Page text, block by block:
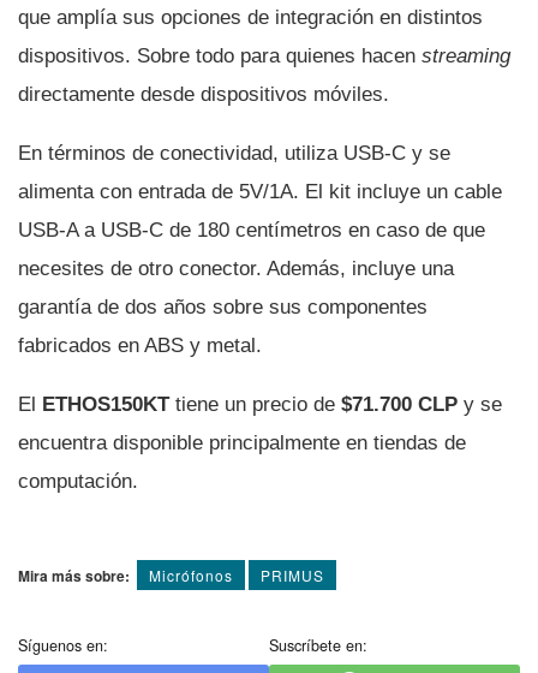
que amplía sus opciones de integración en distintos
dispositivos. Sobre todo para quienes hacen streaming
directamente desde dispositivos móviles.
En términos de conectividad, utiliza USB-C y se
alimenta con entrada de 5V/1A. El kit incluye un cable
USB-A a USB-C de 180 centímetros en caso de que
necesites de otro conector. Además, incluye una
garantía de dos años sobre sus componentes
fabricados en ABS y metal.
El ETHOS150KTtiene un precio de $71.700 CLP y se
encuentra disponible principalmente en tiendas de
computación.
Mira más sobre: Micrófonos PRIMUS
Síguenos en: Suscríbete en: